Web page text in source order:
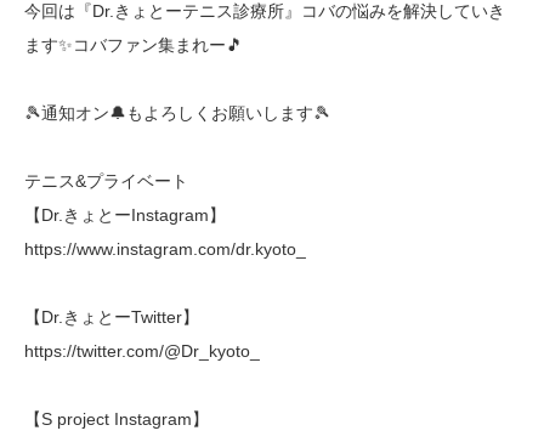
今回は『Dr.きょとーテニス診療所』コバの悩みを解決していき
ます✨コバファン集まれー🎵
🎾通知オン🔔もよろしくお願いします🎾
テニス&プライベート
【Dr.きょとーInstagram】
https://www.instagram.com/dr.kyoto_
【Dr.きょとーTwitter】
https://twitter.com/@Dr_kyoto_
【S project Instagram】